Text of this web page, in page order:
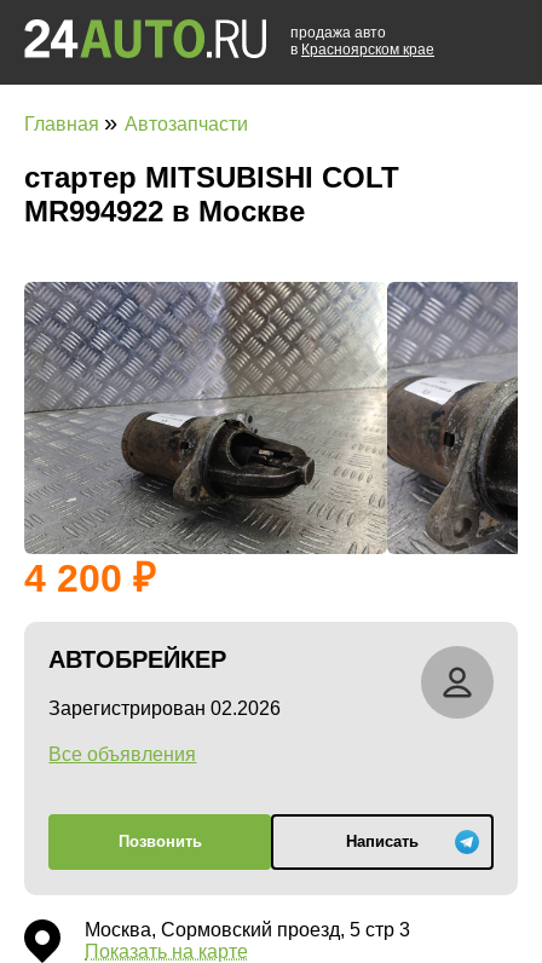
продажа авто
в Красноярском крае
Главная » Автозапчасти
стартер MITSUBISHI COLT
MR994922 в Москве
4 200
АВТОБРЕЙКЕР
Зарегистрирован 02.2026
Все объявления
Позвонить Написать
Москва, Сормовский проезд, 5 стр 3
Показать на карте